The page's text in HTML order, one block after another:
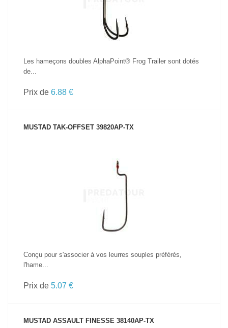
Les hameçons doubles AlphaPoint® Frog Trailer sont dotés
de...
Prix de 6.88 €
MUSTAD TAK-OFFSET 39820AP-TX
VOIR LE PRODUIT
Conçu pour s'associer à vos leurres souples préférés,
l'hame...
Prix de 5.07 €
MUSTAD ASSAULT FINESSE 38140AP-TX